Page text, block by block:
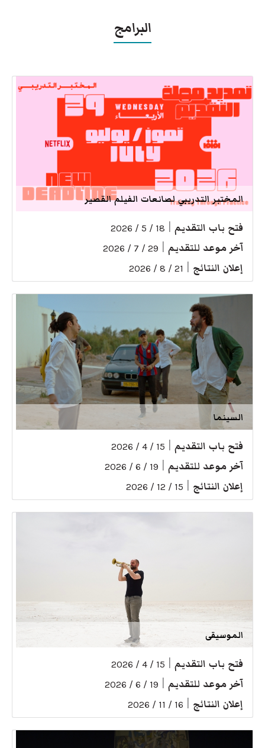
البرامج
المختبر التدريبي لصانعات الفيلم القصير
فتح باب التقديم 18 / 5 / 2026
آخر موعد للتقديم 29 / 7 / 2026
إعلان النتائج 21 / 8 / 2026
السينما
فتح باب التقديم 15 / 4 / 2026
آخر موعد للتقديم 19 / 6 / 2026
إعلان النتائج 15 / 12 / 2026
الموسيقى
فتح باب التقديم 15 / 4 / 2026
آخر موعد للتقديم 19 / 6 / 2026
إعلان النتائج 16 / 11 / 2026